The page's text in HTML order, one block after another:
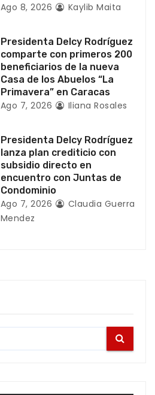
Ago 8, 2026 Kaylib Maita
Presidenta Delcy Rodríguez
comparte con primeros 200
beneficiarios de la nueva
Casa de los Abuelos “La
Primavera” en Caracas
Ago 7, 2026 Iliana Rosales
Presidenta Delcy Rodríguez
lanza plan crediticio con
subsidio directo en
encuentro con Juntas de
Condominio
Ago 7, 2026
Claudia Guerra
Mendez